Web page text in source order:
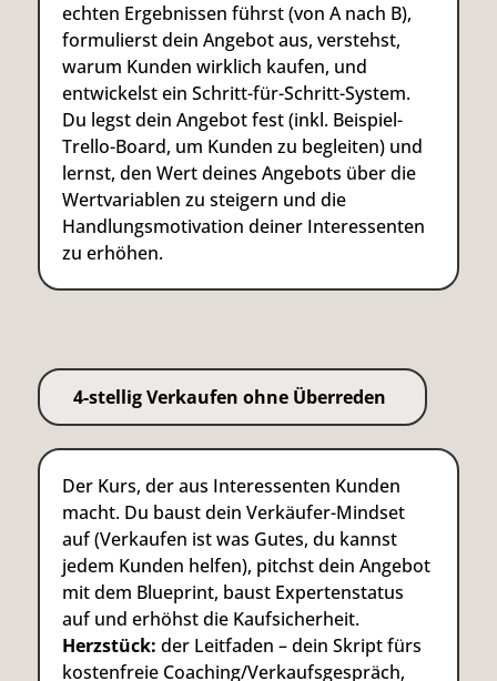
echten Ergebnissen führst (von A nach B),
formulierst dein Angebot aus, verstehst,
warum Kunden wirklich kaufen, und
entwickelst ein Schritt-für-Schritt-System.
Du legst dein Angebot fest (inkl. Beispiel-
Trello-Board, um Kunden zu begleiten) und
lernst, den Wert deines Angebots über die
Wertvariablen zu steigern und die
Handlungsmotivation deiner Interessenten
zu erhöhen.
4-stellig Verkaufen ohne Überreden
Der Kurs, der aus Interessenten Kunden
macht. Du baust dein Verkäufer-Mindset
auf (Verkaufen ist was Gutes, du kannst
jedem Kunden helfen), pitchst dein Angebot
mit dem Blueprint, baust Expertenstatus
auf und erhöhst die Kaufsicherheit.
Herzstück: der Leitfaden – dein Skript fürs
kostenfreie Coaching/Verkaufsgespräch,